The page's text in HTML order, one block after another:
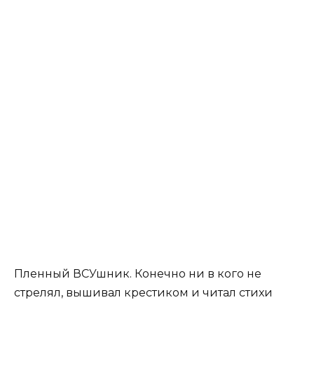
Пленный ВСУшник. Конечно ни в кого не
стрелял, вышивал крестиком и читал стихи